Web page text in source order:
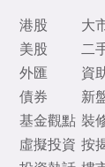
港股
美股
外匯
債券
基金觀點
虛擬投資
大
二
資
新
裝
按